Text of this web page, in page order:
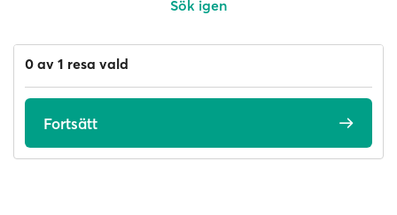
Sök igen
0 av 1 resa vald
Fortsätt